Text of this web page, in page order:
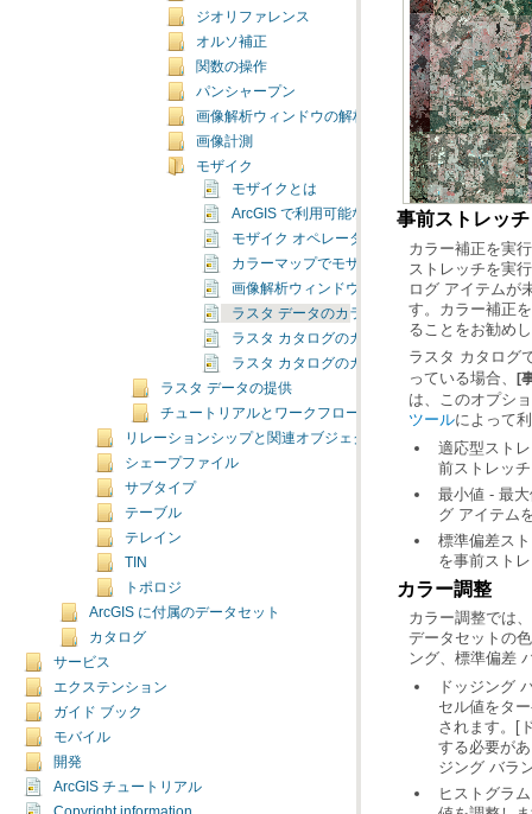
ジオリファレンス
オルソ補正
関数の操作
パンシャープン
画像解析ウィンドウの解析ツール
画像計測
モザイク
モザイクとは
ArcGIS で利用可能なモザイク化ツールとは
モザイク オペレータ
カラーマップでモザイク化するときのオプシ
画像解析ウィンドウでの [モザイク] ボタンの
ラスタ データのカラー補正
ラスタ カタログのカラー調整
ラスタ カタログのカラー マッチング
ラスタ データの提供
チュートリアルとワークフロー
リレーションシップと関連オブジェクト
シェープファイル
サブタイプ
テーブル
テレイン
TIN
トポロジ
ArcGIS に付属のデータセット
カタログ
サービス
エクステンション
ガイド ブック
モバイル
開発
ArcGIS チュートリアル
事前ストレッチ
ることをお勧め
ラスタ カタログ
っている場合、
[
は、このオプシ
ツールによって
前ストレッ
グ アイテム
を事前スト
カラー調整
ング、標準偏差
ジング バラ